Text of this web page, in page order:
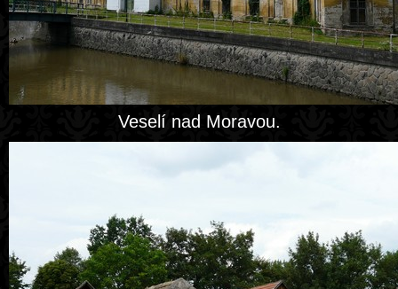
Veselí nad Moravou.